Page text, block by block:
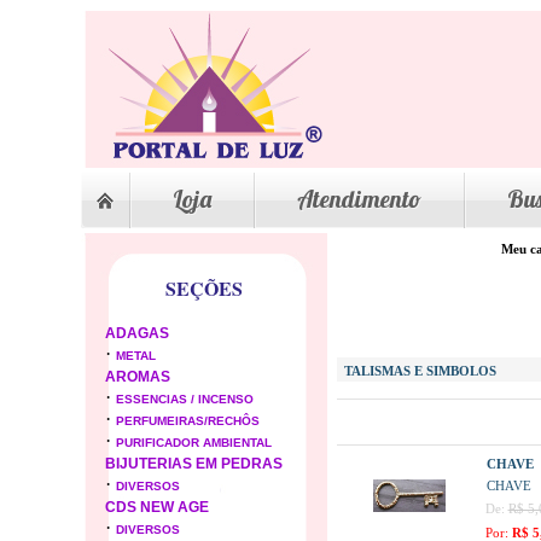
Loja Atendimento
SEÇÕES
ADAGAS
· METAL
AROMAS
· ESSENCIAS / INCENSO
· PERFUMEIRAS/RECHÔS
· PURIFICADOR AMBIENTAL
BIJUTERIAS EM PEDRAS
· DIVERSOS
CDS NEW AGE
· DIVERSOS
Meu
TALISMAS E SIMBOLOS
CHAVE
CHAVE
De:R$
Por: R$